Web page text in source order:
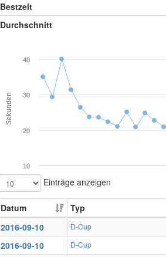
Bestzeit
Durchschnitt
Sekunden
10
20
30
40
Einträge anzeigen
Datum
Typ
2016-09-10
D-Cup
2016-09-10 D-Cup